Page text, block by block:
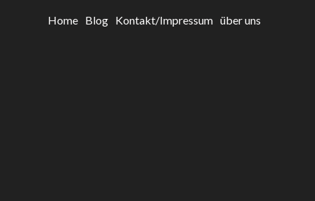
Home Blog Kontakt/Impressum über uns